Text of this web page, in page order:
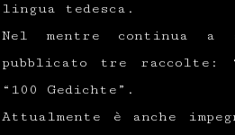
lingua tedesca.
Nel mentre continua a
pubblicato tre raccolte:
“100 Gedichte”.
Attualmente è anche